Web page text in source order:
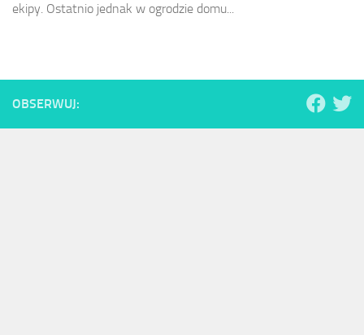
ekipy. Ostatnio jednak w ogrodzie domu...
OBSERWUJ: